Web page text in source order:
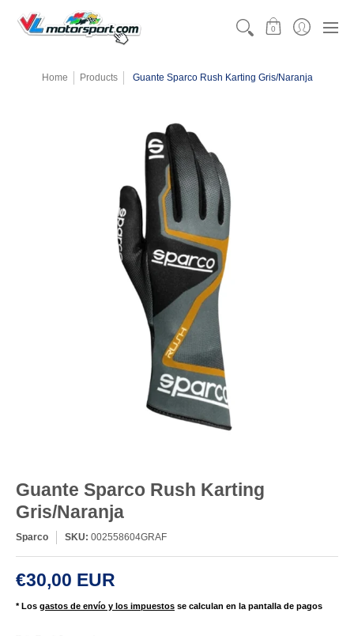
0
Home Products Guante Sparco Rush Karting Gris/Naranja
Guante Sparco Rush Karting
Gris/Naranja
Sparco SKU: 002558604GRAF
€30,00 EUR
* Los gastos de envío y los impuestos se calculan en la pantalla de pagos